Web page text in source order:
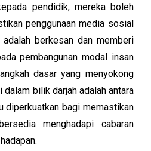
pendidik, mereka boleh
penggunaan media sosial
berkesan dan memberi
pembangunan modal insan
dasar yang menyokong
bilik darjah adalah antara
diperkuatkan bagi memastikan
menghadapi cabaran